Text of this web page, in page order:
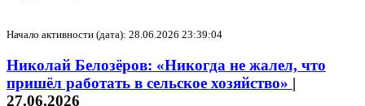
Начало активности (дата): 28.06.2026 23:39:04
Николай Белозёров: «Никогда не жалел, что
пришёл работать в сельское хозяйство» |
27.06.2026